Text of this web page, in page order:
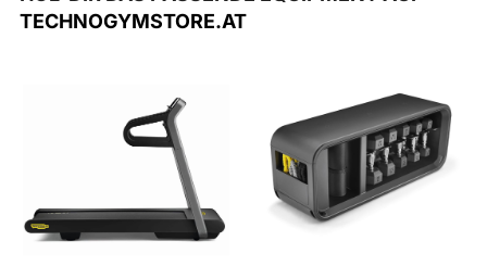
TECHNOGYMSTORE.AT